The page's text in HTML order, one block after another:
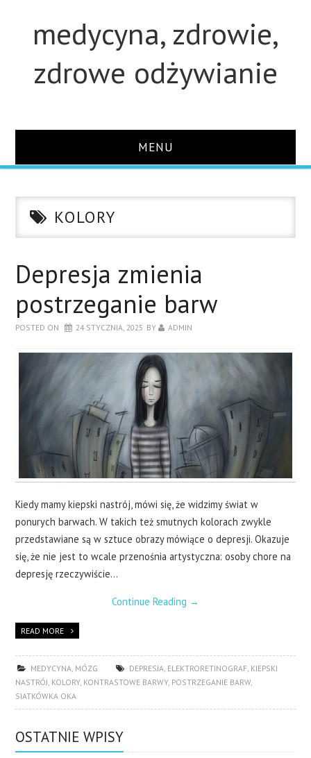
medycyna, zdrowie,
zdrowe odżywianie
MENU
STUDIA
KONTAKT
KOLORY
Depresja zmienia
postrzeganie barw
POSTED ON 24 STYCZNIA, 2025 BY ADMIN
Kiedy mamy kiepski nastrój, mówi się, że widzimy świat w
ponurych barwach. W takich też smutnych kolorach zwykle
przedstawiane są w sztuce obrazy mówiące o depresji. Okazuje
się, że nie jest to wcale przenośnia artystyczna: osoby chore na
depresję rzeczywiście…
Continue Reading →
READ MORE
MEDYCYNA, MÓZG DEPRESJA, ELEKTRORETINOGRAF, KIEPSKI
NASTRÓJ, KOLORY, KONTRASTOWE BARWY, POSTRZEGANIE BARW,
SIATKÓWKA OKA
OSTATNIE WPISY